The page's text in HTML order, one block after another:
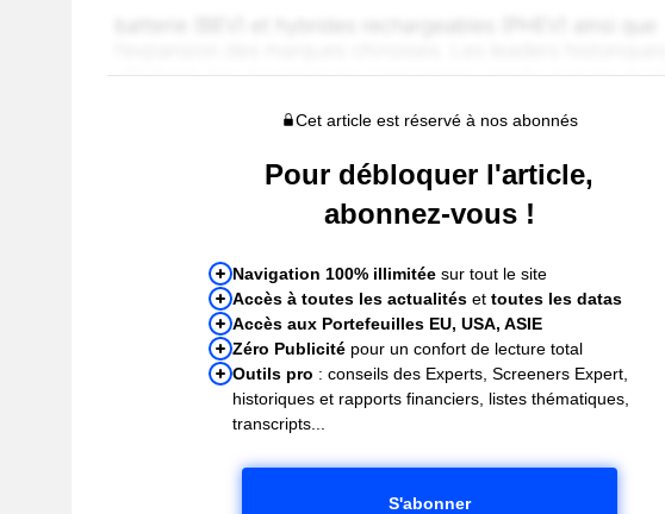
Cet article est réservé à nos abonnés
Pour débloquer l'article,
abonnez-vous !
Navigation 100% illimitée sur tout le site
Accès à toutes les actualités ettoutes les datas
Accès aux Portefeuilles EU, USA, ASIE
Zéro Publicité pour un confort de lecture total
Outils pro : conseils des Experts, Screeners Expert,
historiques et rapports financiers, listes thématiques,
transcripts...
S'abonner